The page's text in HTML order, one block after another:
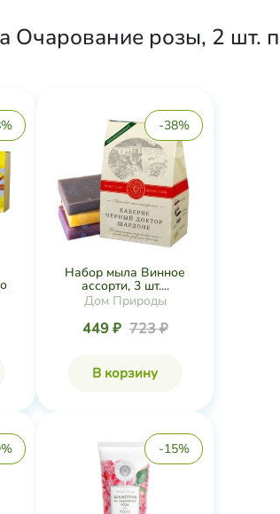
Очарование розы, 2 шт.
-38%
Набор мыла Винное
ассорти, 3 шт....
Дом Природы
449 ₽ 723 ₽
В корзину
-15%